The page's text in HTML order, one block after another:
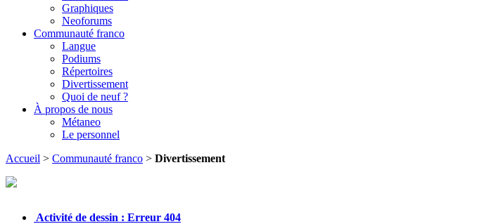
Graphiques
Neoforums
Communauté franco
Langue
Podiums
Répertoires
Divertissement
Quoi de neuf ?
À propos de nous
Métaneo
Le personnel
Accueil > Communauté franco > Divertissement
Activité de dessin : Erreur 404